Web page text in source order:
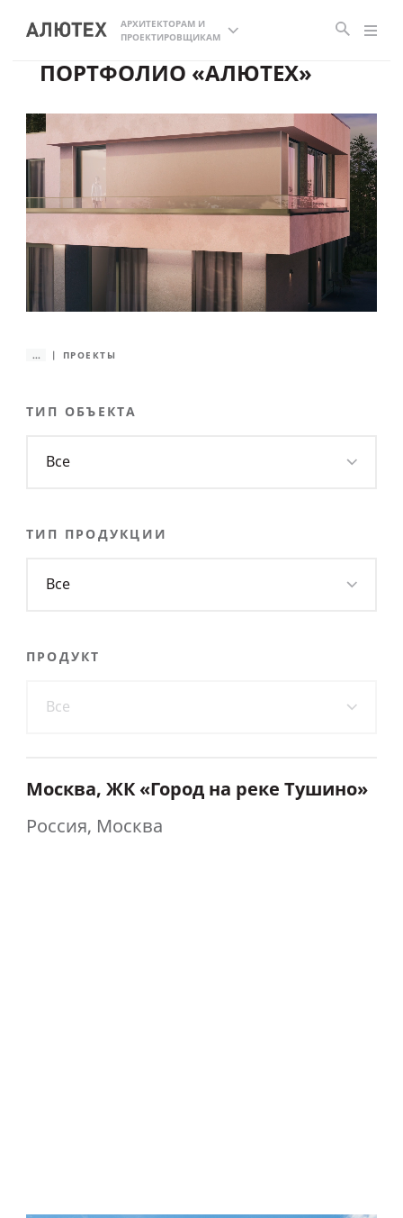
АРХИТЕКТОРАМ И
ПРОЕКТИРОВЩИКАМ
ПОРТФОЛИО «АЛЮТЕХ»
... ПРОЕКТЫ
ТИП ОБЪЕКТА
Все
ТИП ПРОДУКЦИИ
Все
ПРОДУКТ
Все
Москва, ЖК «Город на реке Тушино»
Россия, Москва